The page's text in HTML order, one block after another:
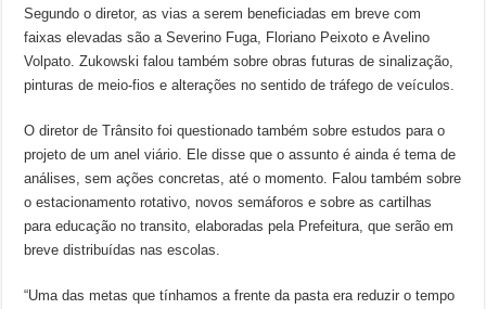
Segundo o diretor, as vias a serem beneficiadas em breve com
faixas elevadas são a Severino Fuga, Floriano Peixoto e Avelino
Volpato. Zukowski falou também sobre obras futuras de sinalização,
pinturas de meio-fios e alterações no sentido de tráfego de veículos.
O diretor de Trânsito foi questionado também sobre estudos para o
projeto de um anel viário. Ele disse que o assunto é ainda é tema de
análises, sem ações concretas, até o momento. Falou também sobre
o estacionamento rotativo, novos semáforos e sobre as cartilhas
para educação no transito, elaboradas pela Prefeitura, que serão em
breve distribuídas nas escolas.
“Uma das metas que tínhamos a frente da pasta era reduzir o tempo